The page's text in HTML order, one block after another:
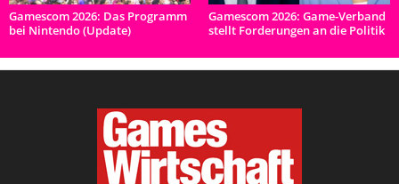
Gamescom 2026: Das Programm
bei Nintendo (Update)
Gamescom 2026: Game-Verband
stellt Forderungen an die Politik